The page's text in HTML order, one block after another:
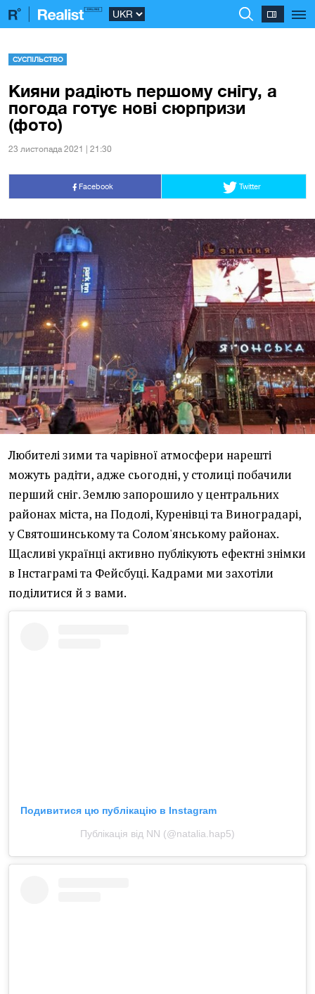
СУСПІЛЬСТВО
Кияни радіють першому снігу, а
погода готує нові сюрпризи
(фото)
23 листопада 2021 | 21:30
Facebook Twitter
Любителі зими та чарівної атмосфери нарешті
можуть радіти, адже сьогодні, у столиці побачили
перший сніг. Землю запорошило у центральних
районах міста, на Подолі, Куренівці та Виноградарі,
у Святошинському та Солом'янському районах.
Щасливі українці активно публікують ефектні знімки
в Інстаграмі та Фейсбуці. Кадрами ми захотіли
поділитися й з вами.
Подивитися цю публікацію в Instagram
Публікація від NN (@natalia.hap5)